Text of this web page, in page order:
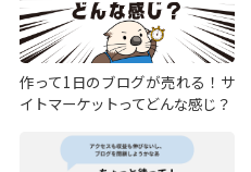
作って1日のブログが売れる！サ
イトマーケットってどんな感じ？